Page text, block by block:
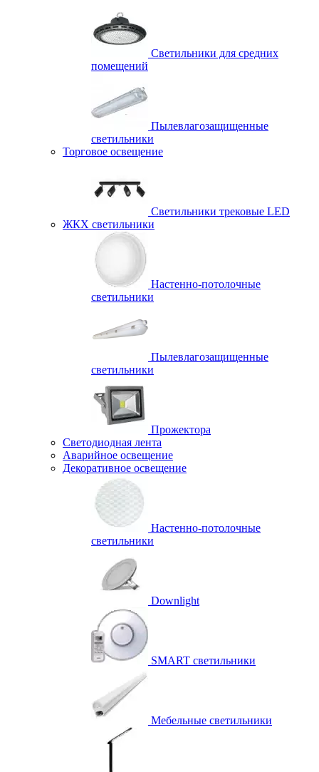
Светильники для средних
помещений
Пылевлагозащищенные
светильники
Торговое освещение
Светильники трековые LED
ЖКХ светильники
Настенно-потолочные
светильники
Пылевлагозащищенные
светильники
Прожектора
Светодиодная лента
Аварийное освещение
Декоративное освещение
Настенно-потолочные
светильники
Downlight
SMART светильники
Мебельные светильники